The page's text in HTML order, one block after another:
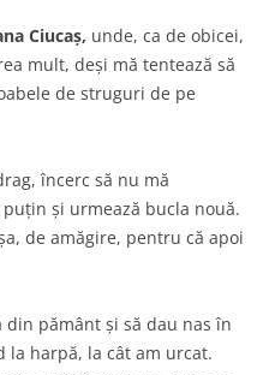
Ciucaș, unde, ca de obicei,
mult, deși mă tentează să
de struguri de pe
încerc să nu mă
și urmează bucla nouă.
de amăgire, pentru că apoi
pământ și să dau nas în
la harpă, la cât am urcat.